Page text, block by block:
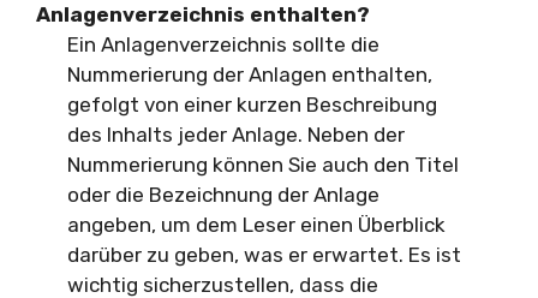
Anlagenverzeichnis enthalten?
Ein Anlagenverzeichnis sollte die
Nummerierung der Anlagen enthalten,
gefolgt von einer kurzen Beschreibung
des Inhalts jeder Anlage. Neben der
Nummerierung können Sie auch den Titel
oder die Bezeichnung der Anlage
angeben, um dem Leser einen Überblick
darüber zu geben, was er erwartet. Es ist
wichtig sicherzustellen, dass die